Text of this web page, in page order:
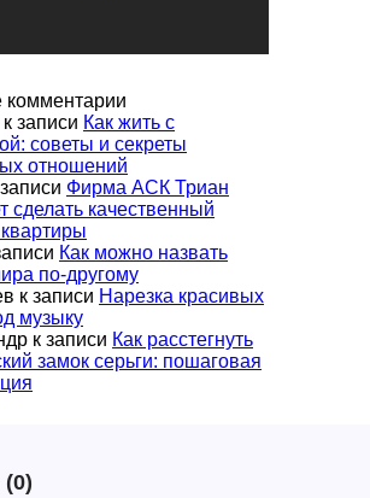
к записи Как жить с
советы и секреты
отношений
Фирма АСК Триан
сделать качественный
Как можно назвать
по-другому
к записи Нарезка красивых
музыку
к записи Как расстегнуть
замок серьги: пошаговая
(0)